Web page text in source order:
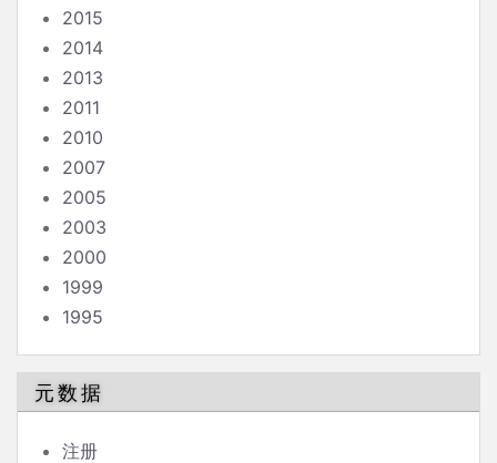
2015
2014
2013
2011
2010
2007
2005
2003
2000
1999
1995
元数据
注册